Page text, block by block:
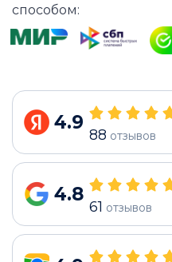
способом:
4.9
88 отзывов
4.8
61 отзывов